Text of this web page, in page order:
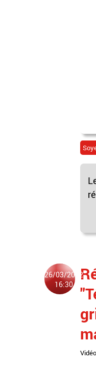
26/03/2022
16:30